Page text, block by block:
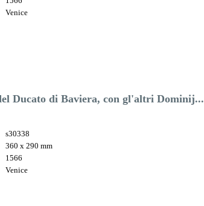
Venice
Ducato di Baviera, con gl'altri Dominij...
s30338
360 x 290 mm
1566
Venice